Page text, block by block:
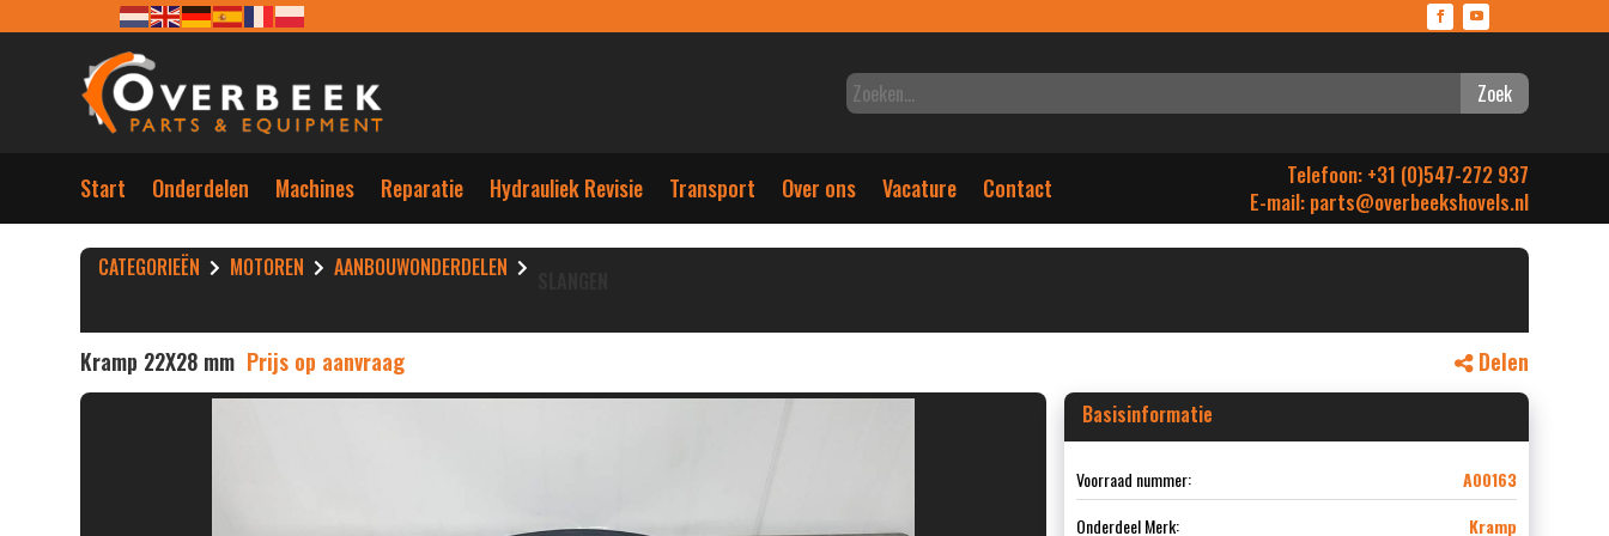
Zoek
Start Onderdelen Machines Reparatie Hydrauliek Revisie Transport Over ons Vacature Contact
Telefoon: +31 (0)547-272 937
E-mail: parts@overbeekshovels.nl
CATEGORIEËN MOTOREN AANBOUWONDERDELEN
Kramp 22X28 mm Prijs op aanvraag Delen
Basisinformatie
Voorraad nummer:
A00163
Onderdeel Merk:
Kramp